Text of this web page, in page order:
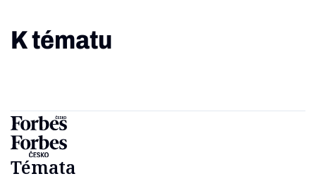
K tématu
Témata